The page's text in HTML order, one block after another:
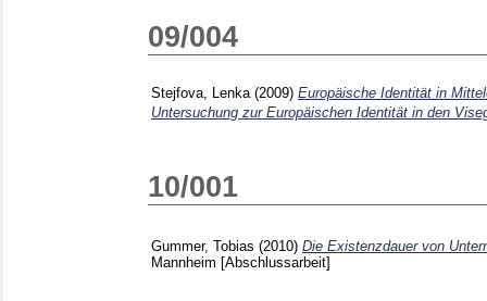
09/004
Stejfova, Lenka (2009) Europäische Identität in
Untersuchung zur Europäischen Identität in den
10/001
Gummer, Tobias (2010) Die Existenzdauer von
Mannheim [Abschlussarbeit]